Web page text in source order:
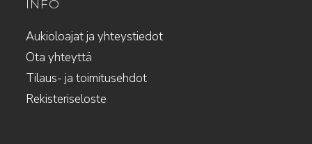
INFO
Aukioloajat ja yhteystiedot
Ota yhteyttä
Tilaus- ja toimitusehdot
Rekisteriseloste